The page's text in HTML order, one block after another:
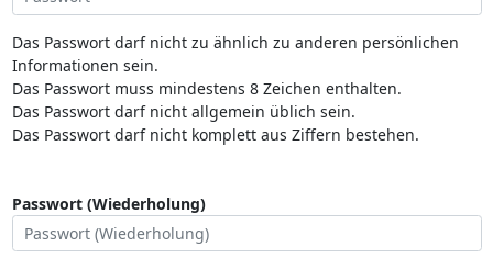
Das Passwort darf nicht zu ähnlich zu anderen persönlichen
Informationen sein.
Das Passwort muss mindestens 8 Zeichen enthalten.
Das Passwort darf nicht allgemein üblich sein.
Das Passwort darf nicht komplett aus Ziffern bestehen.
Passwort (Wiederholung)